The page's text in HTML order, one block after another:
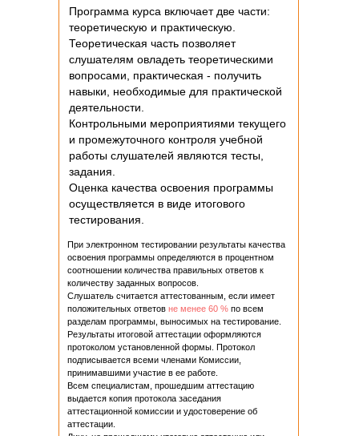
Программа курса включает две части:
теоретическую и практическую.
Теоретическая часть позволяет
слушателям овладеть теоретическими
вопросами, практическая - получить
навыки, необходимые для практической
деятельности.
Контрольными мероприятиями текущего
и промежуточного контроля учебной
работы слушателей являются тесты,
задания.
Оценка качества освоения программы
осуществляется в виде итогового
тестирования.
При электронном тестировании результаты качества
освоения программы определяются в процентном
соотношении количества правильных ответов к
количеству заданных вопросов.
Слушатель считается аттестованным, если имеет
положительных ответов не менее 60 % по всем
разделам программы, выносимых на тестирование.
Результаты итоговой аттестации оформляются
протоколом установленной формы. Протокол
подписывается всеми членами Комиссии,
принимавшими участие в ее работе.
Всем специалистам, прошедшим аттестацию
выдается копия протокола заседания
аттестационной комиссии и удостоверение об
аттестации.